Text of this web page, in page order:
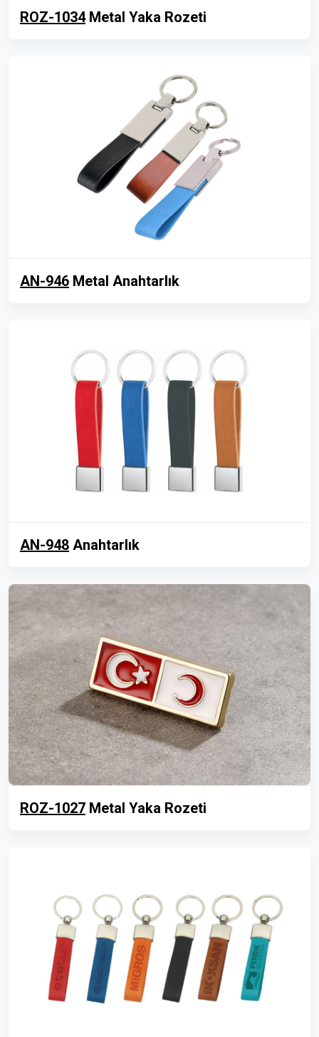
ROZ-1034Metal Yaka Rozeti
AN-946 Metal Anahtarlık
AN-948 Anahtarlık
ROZ-1027 Metal Yaka Rozeti